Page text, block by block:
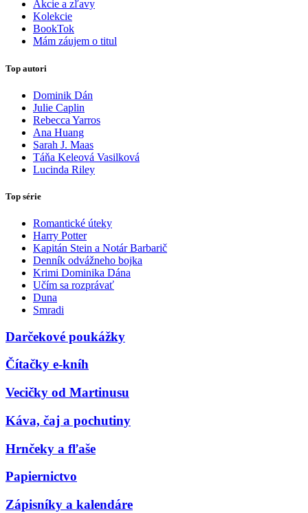
Akcie a zľavy
Kolekcie
BookTok
Mám záujem o titul
Top autori
Dominik Dán
Julie Caplin
Rebecca Yarros
Ana Huang
Sarah J. Maas
Táňa Keleová Vasilková
Lucinda Riley
Top série
Romantické úteky
Harry Potter
Kapitán Stein a Notár Barbarič
Denník odvážneho bojka
Krimi Dominika Dána
Učím sa rozprávať
Duna
Smradi
Darčekové poukážky
Čítačky e-kníh
Vecičky od Martinusu
Káva, čaj a pochutiny
Hrnčeky a fľaše
Papiernictvo
Zápisníky a kalendáre